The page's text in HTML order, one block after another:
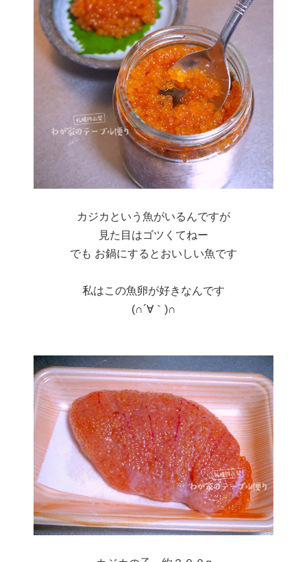
カジカという魚がいるんですが
見た目はゴツくてねー
でも お鍋にするとおいしい魚です
私はこの魚卵が好きなんです
(∩´∀｀)∩